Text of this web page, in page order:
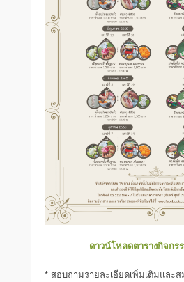
ดาวน์โหลดตารางกิจกร
* สอบถามรายละเอียดเพิ่มเติมและ